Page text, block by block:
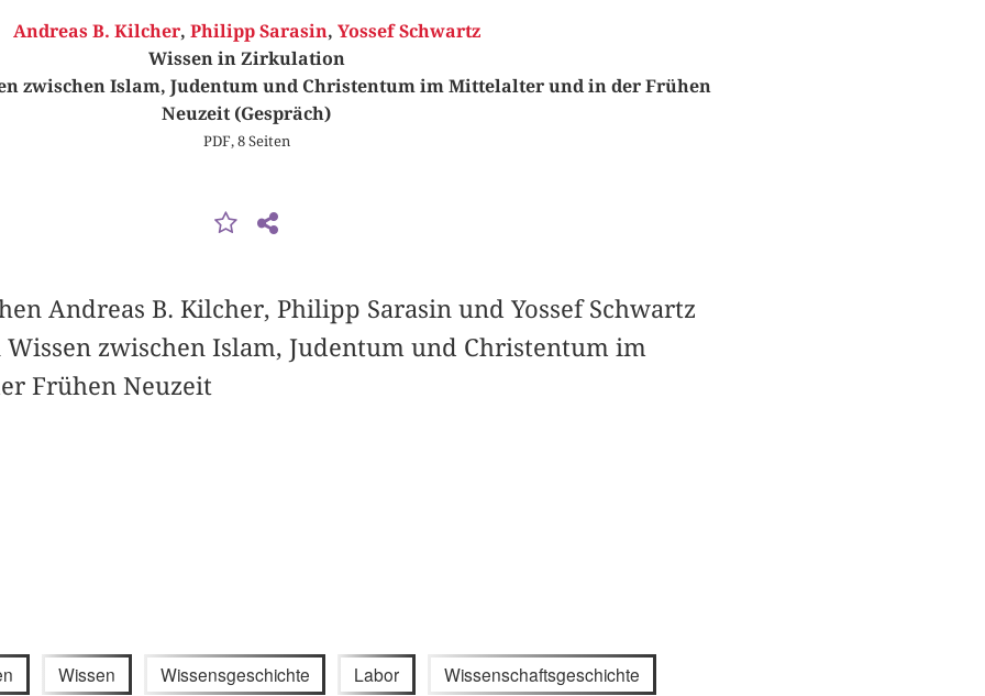
Andreas B. Kilcher, Philipp Sarasin, Yossef Schwartz
Wissen in Zirkulation
zwischen Islam, Judentum und Christentum im Mittelalter und in der Frühen
Neuzeit (Gespräch)
PDF, 8 Seiten
Andreas B. Kilcher, Philipp Sarasin und Yossef Schwartz
zwischen Islam, Judentum und Christentum im
Frühen Neuzeit
Wissen Wissensgeschichte Labor Wissenschaftsgeschichte